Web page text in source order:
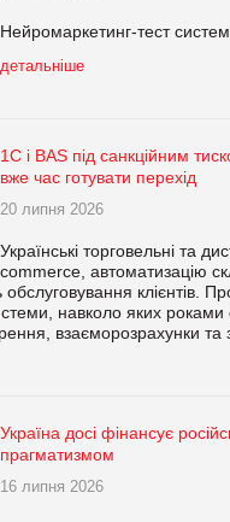
Нейромаркетинг-тест
детальніше
1С і BAS під санкційним
вже час готувати перехід
20 липня 2026
Українські торговельні та
commerce, автоматизацію
обслуговування
навколо яких роками
взаєморозрахунки та
Україна досі фінансує
прагматизмом
16 липня 2026